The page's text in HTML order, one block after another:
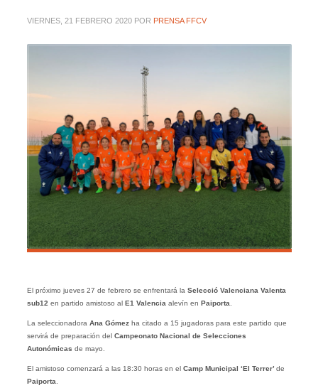
VIERNES, 21 FEBRERO 2020 POR PRENSA FFCV
El próximo jueves 27 de febrero se enfrentará la Selecció Valenciana Valenta
sub12 en partido amistoso al E1 Valenciaalevín en Paiporta.
La seleccionadora Ana Gómezha citado a 15 jugadoras para este partido que
servirá de preparación del Campeonato Nacional de Selecciones
Autonómicas de mayo.
El amistoso comenzará a las 18:30 horas en el Camp Municipal ‘El Terrer’ de
Paiporta.